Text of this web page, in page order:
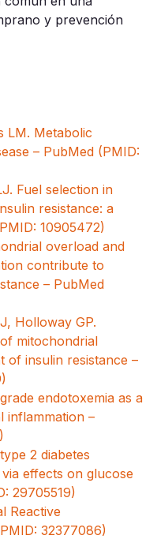
y prevención
LM. Metabolic
– PubMed (PMID:
Fuel selection in
resistance: a
10905472)
overload and
contribute to
– PubMed
Holloway GP.
mitochondrial
of insulin resistance –
endotoxemia as a
inflammation –
2 diabetes
effects on glucose
29705519)
Reactive
32377086)